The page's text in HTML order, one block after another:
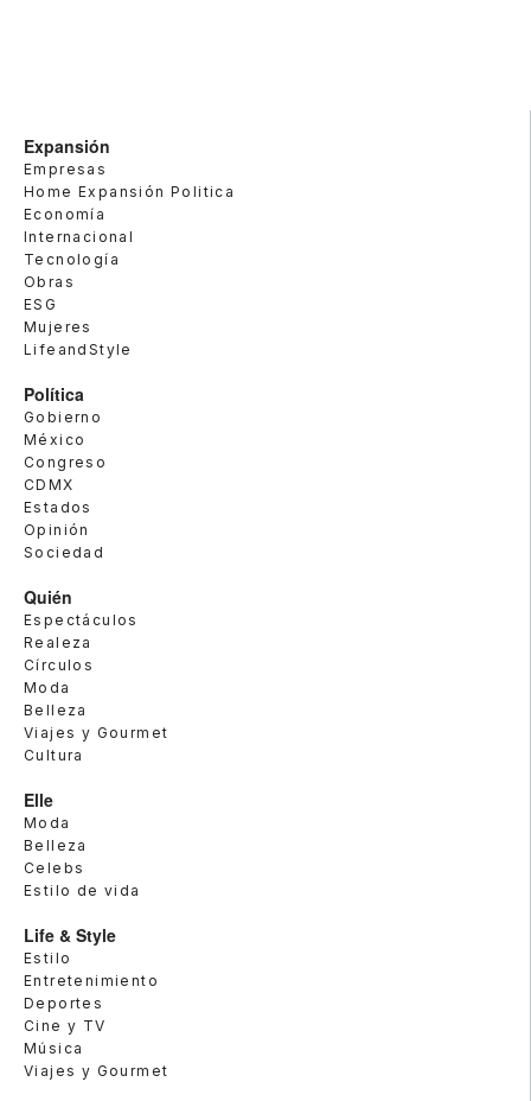
Expansión
Empresas
Home Expansión Politica
Economía
Internacional
Tecnología
Obras
ESG
Mujeres
LifeandStyle
Política
Gobierno
México
Congreso
CDMX
Estados
Opinión
Sociedad
Quién
Espectáculos
Realeza
Círculos
Moda
Belleza
Viajes y Gourmet
Cultura
Elle
Moda
Belleza
Celebs
Estilo de vida
Life & Style
Estilo
Entretenimiento
Deportes
Cine y TV
Música
Viajes y Gourmet